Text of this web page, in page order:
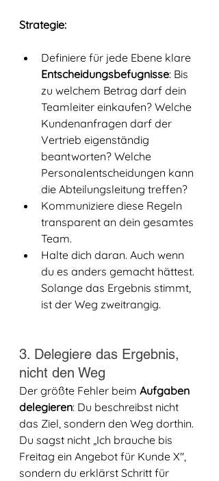
Strategie:
Definiere für jede Ebene klare
Entscheidungsbefugnisse: Bis
zu welchem Betrag darf dein
Teamleiter einkaufen? Welche
Kundenanfragen darf der
Vertrieb eigenständig
beantworten? Welche
Personalentscheidungen kann
die Abteilungsleitung treffen?
Kommuniziere diese Regeln
transparent an dein gesamtes
Team.
Halte dich daran. Auch wenn
du es anders gemacht hättest.
Solange das Ergebnis stimmt,
ist der Weg zweitrangig.
3. Delegiere das Ergebnis,
nicht den Weg
Der größte Fehler beim Aufgaben
delegieren: Du beschreibst nicht
das Ziel, sondern den Weg dorthin.
Du sagst nicht „Ich brauche bis
Freitag ein Angebot für Kunde X",
sondern du erklärst Schritt für